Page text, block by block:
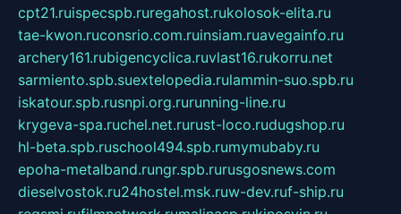
cpt21.ruispecspb.ruregahost.rukolosok-elita.ru
tae-kwon.ruconsrio.com.ruinsiam.ruavegainfo.ru
archery161.rubigencyclica.ruvlast16.rukorru.net
sarmiento.spb.suextelopedia.rulammin-suo.spb.ru
iskatour.spb.rusnpi.org.rurunning-line.ru
krygeva-spa.ruchel.net.rurust-loco.rudugshop.ru
hl-beta.spb.ruschool494.spb.rumymubaby.ru
epoha-metalband.rungr.spb.rurusgosnews.com
dieselvostok.ru24hostel.msk.ruw-dev.ruf-ship.ru